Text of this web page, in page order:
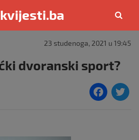
23 studenoga, 2021 u 19:45
dvoranski sport?
F